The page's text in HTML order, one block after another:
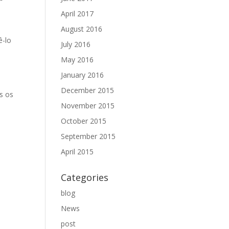
lo
os
April 2017
August 2016
July 2016
May 2016
January 2016
December 2015
November 2015
October 2015
September 2015
April 2015
Categories
blog
News
post